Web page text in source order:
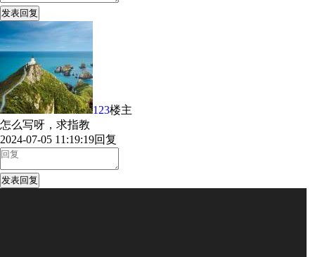
发表回复
123楼主
怎么写呀，求指教
2024-07-05 11:19:19回复
发表回复